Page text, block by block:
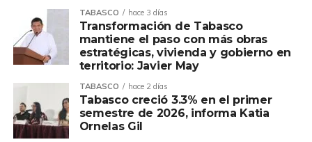
el caso más visible es el Centro, donde la
confrontación entre el líder del Congreso local,
Jorge Bracamontesy el ex titular de Sotop,
Daniel Casasús ya es abierta. El gran elector,
será nada menos el inquilino de Palacio de
Gobierno bajo la influencia de “Andy” López,
según la percepción de la oposición. Además, la
presión del Centro del país a Palacio de Gobierno
TABASCO hace 3 días
Transformación de Tabasco
mantiene el paso con más obras
estratégicas, vivienda y gobierno en
territorio: Javier May
TABASCO hace 2 días
Tabasco creció 3.3% en el primer
semestre de 2026, informa Katia
Ornelas Gil